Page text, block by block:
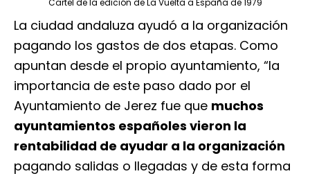
La ciudad andaluza ayudó a la organización
pagando los gastos de dos etapas. Como
apuntan desde el propio ayuntamiento, “la
importancia de este paso dado por el
Ayuntamiento de Jerez fue que muchos
ayuntamientos españoles vieron la
rentabilidad de ayudar a la organización
pagando salidas o llegadas y de esta forma